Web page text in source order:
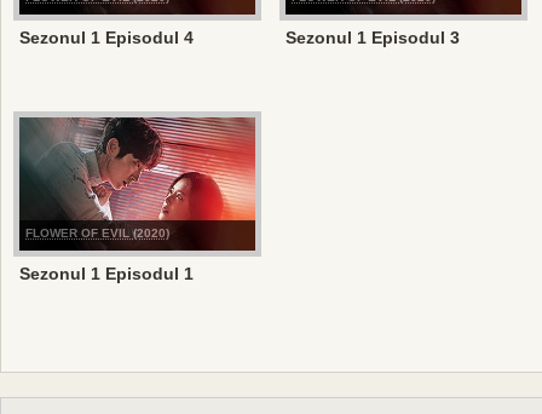
Sezonul 1 Episodul 4 Sezonul 1 Episodul 3
FLOWER OF EVIL (2020)
Sezonul 1 Episodul 1